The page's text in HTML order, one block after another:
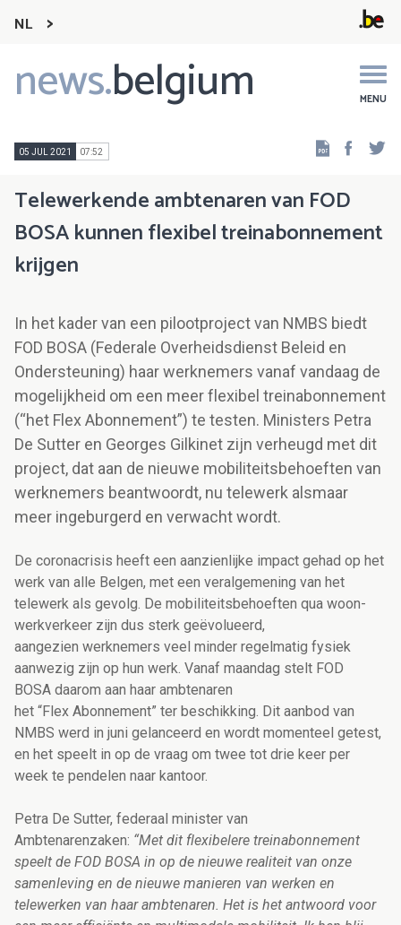
NL
news.belgium MENU
Main
navigation
05 JUL 2021 07:52
Telewerkende ambtenaren van FOD
BOSA kunnen flexibel treinabonnement
krijgen
In het kader van een pilootproject van NMBS biedt
FOD BOSA (Federale Overheidsdienst Beleid en
Ondersteuning) haar werknemers vanaf vandaag de
mogelijkheid om een meer flexibel treinabonnement
(“het Flex Abonnement”) te testen. Ministers Petra
De Sutter en Georges Gilkinet zijn verheugd met dit
project, dat aan de nieuwe mobiliteitsbehoeften van
werknemers beantwoordt, nu telewerk alsmaar
meer ingeburgerd en verwacht wordt.
De coronacrisis heeft een aanzienlijke impact gehad op het
werk van alle Belgen, met een veralgemening van het
telewerk als gevolg. De mobiliteitsbehoeften qua woon-
werkverkeer zijn dus sterk geëvolueerd,
aangezien werknemers veel minder regelmatig fysiek
aanwezig zijn op hun werk. Vanaf maandag stelt FOD
BOSA daarom aan haar ambtenaren
het “Flex Abonnement” ter beschikking. Dit aanbod van
NMBS werd in juni gelanceerd en wordt momenteel getest,
en het speelt in op de vraag om twee tot drie keer per
week te pendelen naar kantoor.
Petra De Sutter, federaal minister van
Ambtenarenzaken: “Met dit flexibelere treinabonnement
speelt de FOD BOSA in op de nieuwe realiteit van onze
samenleving en de nieuwe manieren van werken en
telewerken van haar ambtenaren. Het is het antwoord voor